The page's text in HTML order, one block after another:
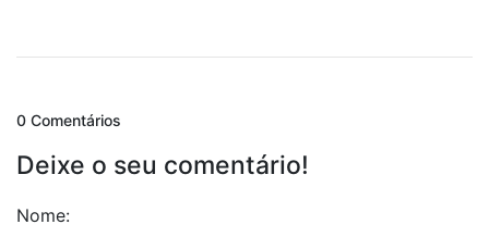
0 Comentários
Deixe o seu comentário!
Nome: